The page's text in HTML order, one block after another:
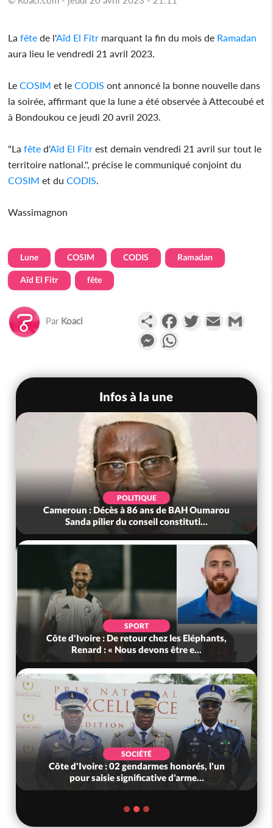
Lafête de l'Aïd El Fitr marquant la fin du mois de Ramadan
aura lieu le vendredi 21 avril 2023.
LeCOSIM et leCODIS ont annoncé la bonne nouvelle dans
la soirée, affirmant que la lune a été observée à Attecoubé et
à Bondoukou ce jeudi 20 avril 2023.
"Lafête d'Aïd El Fitr est demain vendredi 21 avril sur tout le
territoire national.", précise le communiqué conjoint du
COSIM et duCODIS
Wassimagnon
Lune COSIM CODIS Ramadan
Aïd El Fitr fête
Par Koaci PartagerFacebookTwitterEmail
Messenger
Infos à la une
POLITIQUE
Cameroun : Décès à 86 ans de BAH Oumarou
Sanda pilier du conseil constituti...
SPORT
Côte d'Ivoire : De retour chez les Eléphants,
Renard : « Nous devons être e...
SOCIÉTÉ
Côte d'Ivoire : 02 gendarmes honorés, l'un
pour saisie significative d'arme...